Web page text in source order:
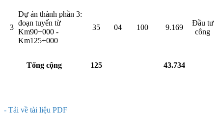
3
Dự án thành phần 3:
đoạn tuyến từ
Km90+000 -
Km125+000
35 04 100 9.169
Đầu tư
công
Tổng cộng 125 43.734
- Tải về tài liệu PDF